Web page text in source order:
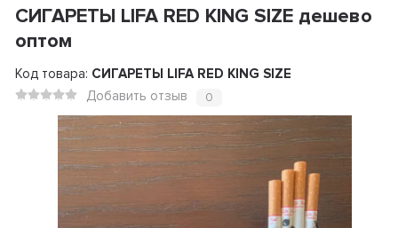
СИГАРЕТЫ LIFA RED KING SIZE дешево
оптом
Код товара: СИГАРЕТЫ LIFA RED KING SIZE
Добавить отзыв
0